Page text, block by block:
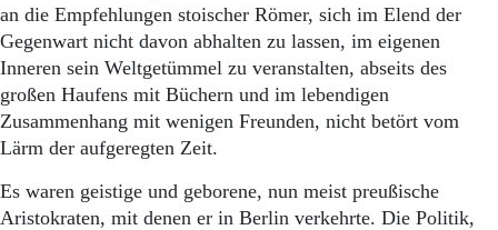
an die Empfehlungen stoischer Römer, sich im Elend der
Gegenwart nicht davon abhalten zu lassen, im eigenen
Inneren sein Weltgetümmel zu veranstalten, abseits des
großen Haufens mit Büchern und im lebendigen
Zusammenhang mit wenigen Freunden, nicht betört vom
Lärm der aufgeregten Zeit.
Es waren geistige und geborene, nun meist preußische
Aristokraten, mit denen er in Berlin verkehrte. Die Politik,